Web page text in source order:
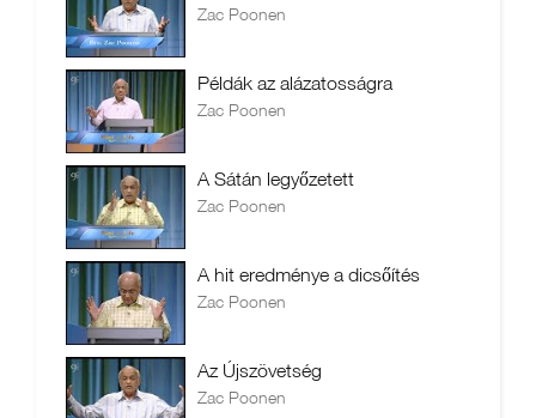
Zac Poonen
Példák az alázatosságra
Zac Poonen
A Sátán legyőzetett
Zac Poonen
A hit eredménye a dicsőítés
Zac Poonen
Az Újszövetség
Zac Poonen